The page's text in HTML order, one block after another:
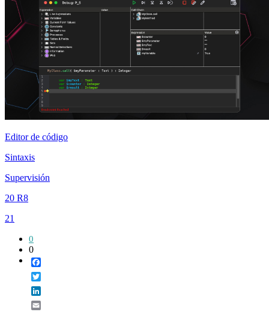
Editor de código
Sintaxis
Supervisión
20 R8
21
0
0